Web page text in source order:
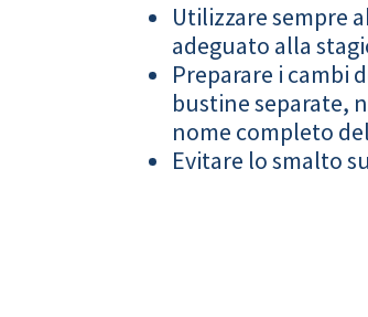
Utilizzare sempre
adeguato alla
Preparare i cambi
bustine separate,
nome completo
Evitare lo smalto